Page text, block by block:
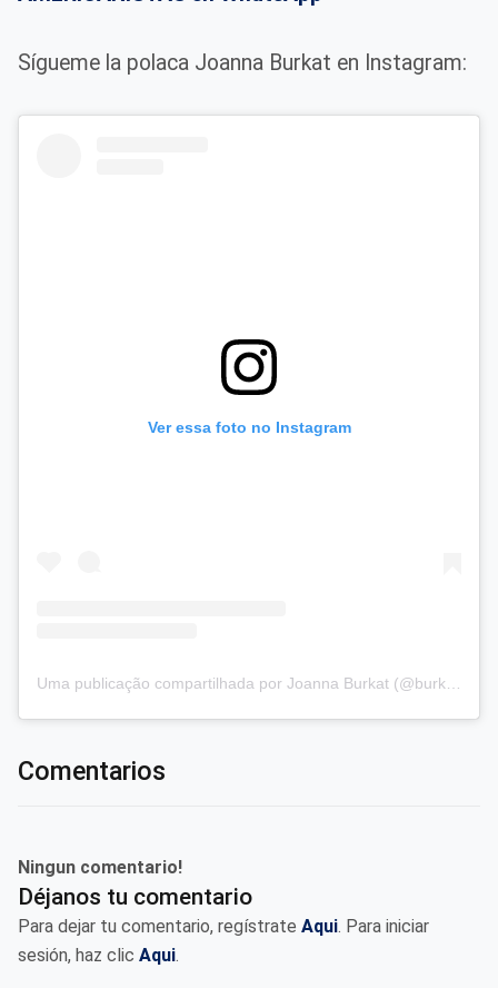
Sígueme la polaca Joanna Burkat en Instagram:
Ver essa foto no Instagram
Comentarios
Ningun comentario!
Déjanos tu comentario
Para dejar tu comentario, regístrate Aqui. Para iniciar
sesión, haz clic Aqui.